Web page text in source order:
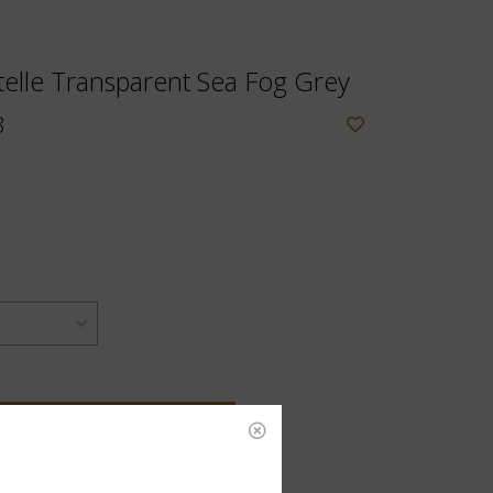
Transparent Sea Fog Grey